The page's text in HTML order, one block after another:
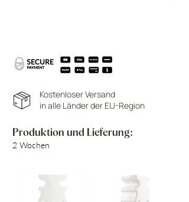
Kostenloser Versand
in alle Länder der EU-Region
Produktion und Lieferung:
2 Wochen